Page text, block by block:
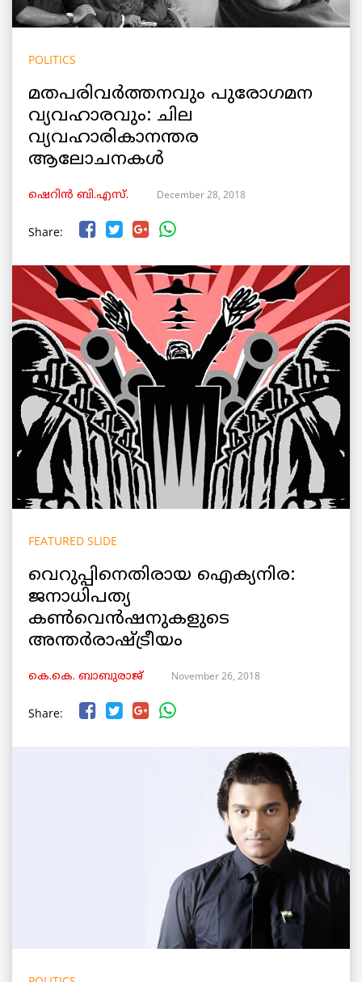
POLITICS
മതപരിവർത്തനവും പുരോഗമന
വ്യവഹാരവും: ചില
വ്യവഹാരികാനന്തര
ആലോചനകൾ
ഷെറിൻ ബി.എസ്. December 28, 2018
Share:
FEATURED SLIDE
വെറുപ്പിനെതിരായ ഐക്യനിര:
ജനാധിപത്യ
കണ്‍വെന്‍ഷനുകളുടെ
അന്തര്‍രാഷ്ട്രീയം
കെ.കെ. ബാബുരാജ്‌ November 26, 2018
Share: